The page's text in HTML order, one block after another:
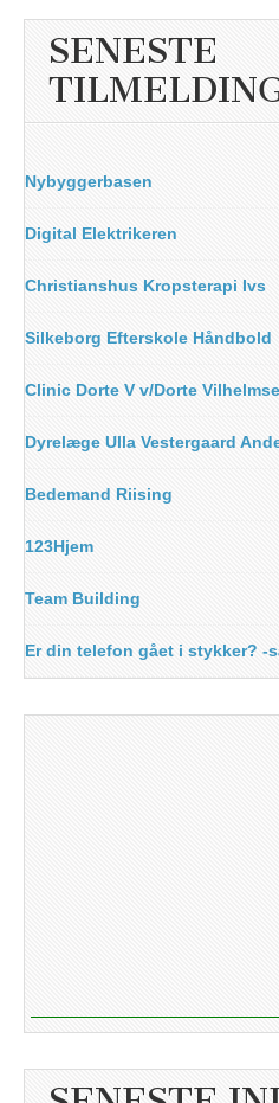
SENESTE
Nybyggerbasen
Digital Elektrikeren
Christianshus Kropsterapi Ivs
Silkeborg Efterskole Håndbold
Clinic Dorte V v/Dorte
Dyrelæge Ulla Vestergaard
Bedemand Riising
123Hjem
Team Building
Er din telefon gået i stykker? -